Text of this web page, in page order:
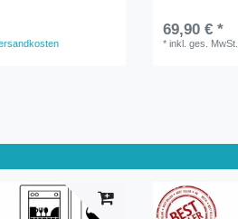
69,90 € *
*inkl. ges. MwSt.